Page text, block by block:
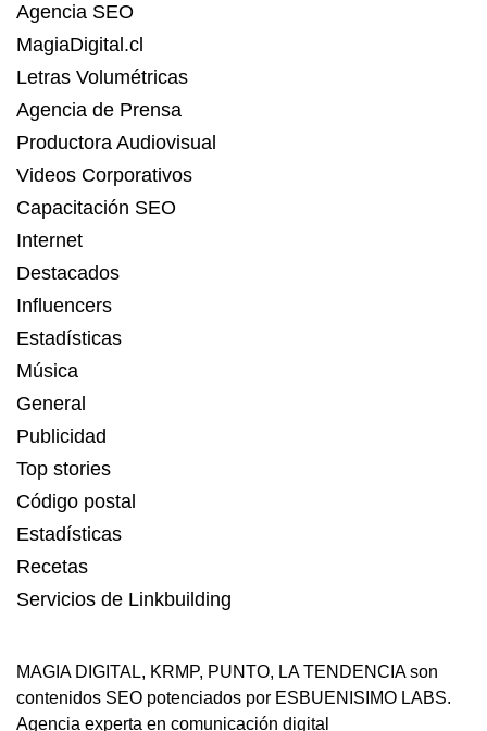
Agencia SEO
MagiaDigital.cl
Letras Volumétricas
Agencia de Prensa
Productora Audiovisual
Videos Corporativos
Capacitación SEO
Internet
Destacados
Influencers
Estadísticas
Música
General
Publicidad
Top stories
Código postal
Estadísticas
Recetas
Servicios de Linkbuilding
MAGIA DIGITAL, KRMP, PUNTO, LA TENDENCIAson
contenidos SEO potenciados por ESBUENISIMO LABS.
Agencia experta en comunicación digital